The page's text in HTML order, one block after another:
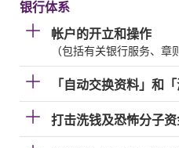
银行体系
帐户的开立和操作
（包括有关银行服务、章
「自动交换资料」和
打击洗钱及恐怖分子